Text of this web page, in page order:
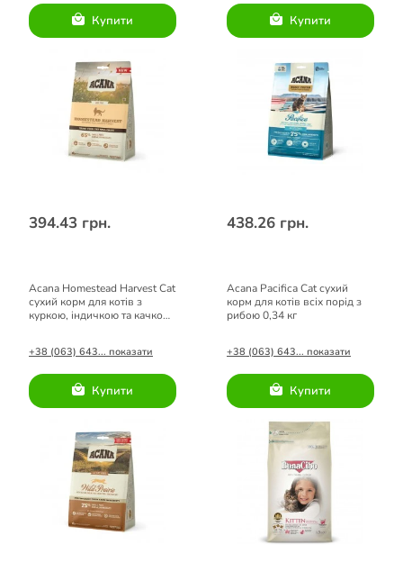
Купити Купити
394.43 грн.
Acana Homestead Harvest Cat
сухий корм для котів з
куркою, індичкою та качкою
+38 (063) 643... показати
Купити
438.26 грн.
Acana Pacifica Cat сухий
корм для котів всіх порід з
рибою 0,34 кг
+38 (063) 643... показати
Купити